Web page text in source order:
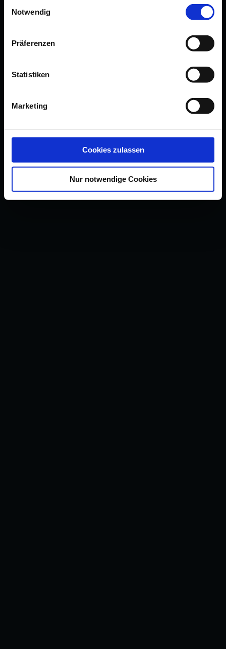
Notwendig
Präferenzen
Statistiken
Marketing
Cookies zulassen
Nur notwendige Cookies